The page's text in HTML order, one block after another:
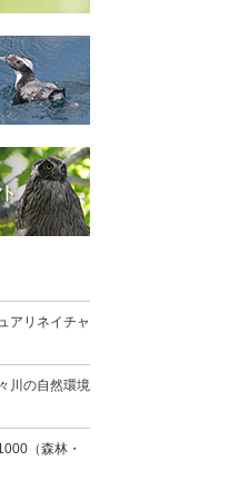
アリネイチャ
川の自然環境
（森林・